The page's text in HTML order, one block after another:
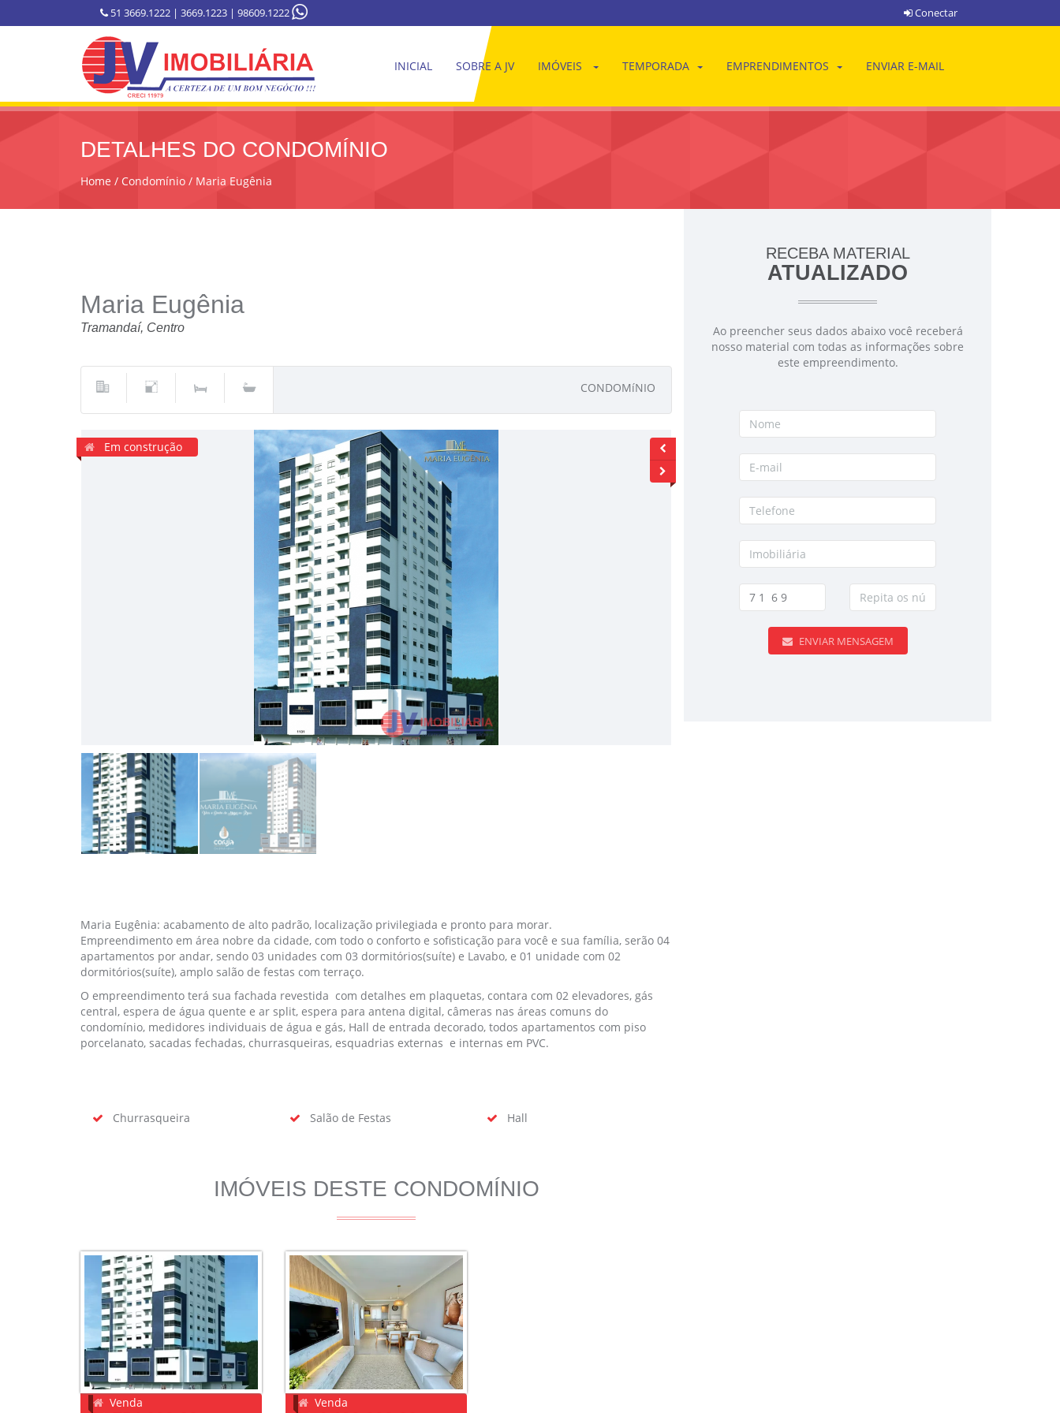
51 3669.1222 | 3669.1223 | 98609.1222 Conectar
INICIAL SOBRE A JV IMÓVEIS TEMPORADA EMPRENDIMENTOS ENVIAR E-MAIL
DETALHES DO CONDOMÍNIO
Home Condomínio Maria Eugênia
Maria Eugênia
Tramandaí, Centro
CONDOMíNIO
Em construção
Maria Eugênia: acabamento de alto padrão, localização privilegiada e pronto para morar.
Empreendimento em área nobre da cidade, com todo o conforto e sofisticação para você e sua família, serão 04
apartamentos por andar, sendo 03 unidades com 03 dormitórios(suíte) e Lavabo, e 01 unidade com 02
dormitórios(suíte), amplo salão de festas com terraço.
O empreendimento terá sua fachada revestida com detalhes em plaquetas, contara com 02 elevadores, gás
central, espera de água quente e ar split, espera para antena digital, câmeras nas áreas comuns do
condomínio, medidores individuais de água e gás, Hall de entrada decorado, todos apartamentos com piso
porcelanato, sacadas fechadas, churrasqueiras, esquadrias externas e internas em PVC.
Churrasqueira Salão de Festas Hall
IMÓVEIS DESTE CONDOMÍNIO
Venda Venda
RECEBA MATERIAL
ATUALIZADO
Ao preencher seus dados abaixo você receberá
nosso material com todas as informações sobre
este empreendimento.
ENVIAR MENSAGEM